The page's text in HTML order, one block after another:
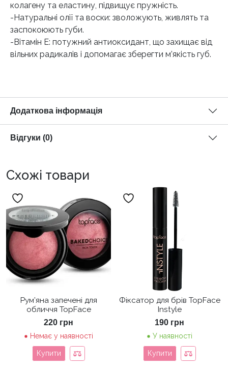
колагену та еластину, підвищує пружність.
-Натуральні олії та воски: зволожують, живлять та
заспокоюють губи.
-Вітамін Е: потужний антиоксидант, що захищає від
вільних радикалів і допомагає зберегти м’якість губ.
Додаткова інформація
Відгуки (0)
Схожі товари
Рум’яна запечені для
обличчя TopFace
220 грн
Немає у наявності
Купити
Фіксатор для брів TopFace
Instyle
190 грн
У наявності
Купити